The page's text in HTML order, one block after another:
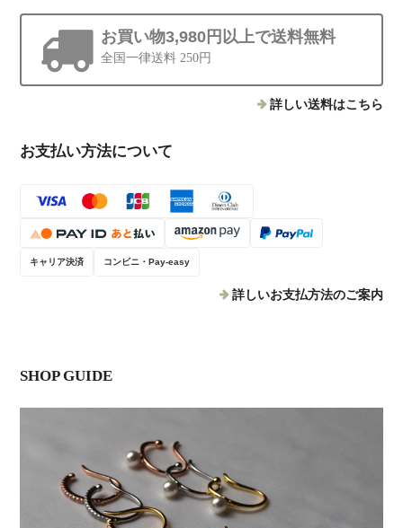
お買い物3,980円以上で送料無料
全国一律送料 250円
詳しい送料はこちら
お支払い方法について
キャリア決済 コンビニ・Pay-easy
詳しいお支払方法のご案内
SHOP GUIDE